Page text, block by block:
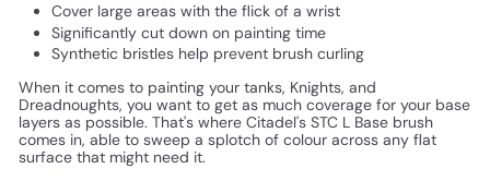
Cover large areas with the flick of a wrist
Significantly cut down on painting time
Synthetic bristles help prevent brush curling
When it comes to painting your tanks, Knights, and
Dreadnoughts, you want to get as much coverage for your base
layers as possible. That's where Citadel's STC L Base brush
comes in, able to sweep a splotch of colour across any flat
surface that might need it.